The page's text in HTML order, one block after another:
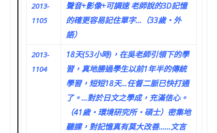
2013-
1105
聲音+影像+可調速 老師說的3D記憶
的確更容易記住單字…（33歲‧外
語）
2013-
1104
18天(53小時)，在吳老師引領下的學
習，真地勝過學生以前1年半的傳統
學習，短短18天…任督二脈已快打通
了。…對於日文之學成，充滿信心。
（41歲‧環境研究所‧碩士）密集地
聽課，對記憶真有莫大改善……文言